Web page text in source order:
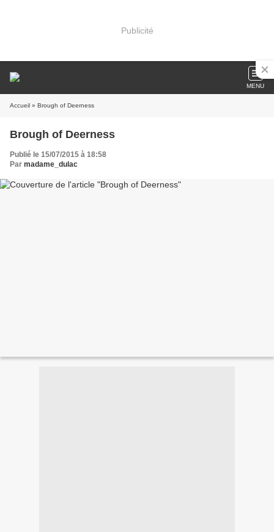
Publicité
MENU
Accueil » Brough of Deerness
Brough of Deerness
Publié le 15/07/2015 à 18:58
Par madame_dulac